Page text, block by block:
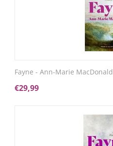
Fayne - Ann-Marie MacDonald
€29,99